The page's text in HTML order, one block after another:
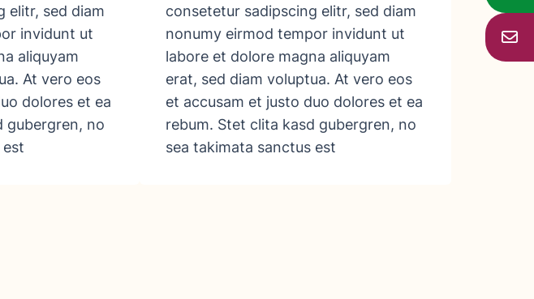
elitr, sed diam
invidunt ut
aliquyam
At vero eos
dolores et ea
gubergren, no
consetetur sadipscing elitr, sed diam
nonumy eirmod tempor invidunt ut
labore et dolore magna aliquyam
erat, sed diam voluptua. At vero eos
et accusam et justo duo dolores et ea
rebum. Stet clita kasd gubergren, no
sea takimata sanctus est